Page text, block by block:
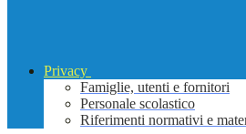
Privacy
Famiglie, utenti e fornitori
Personale scolastico
Riferimenti normativi e